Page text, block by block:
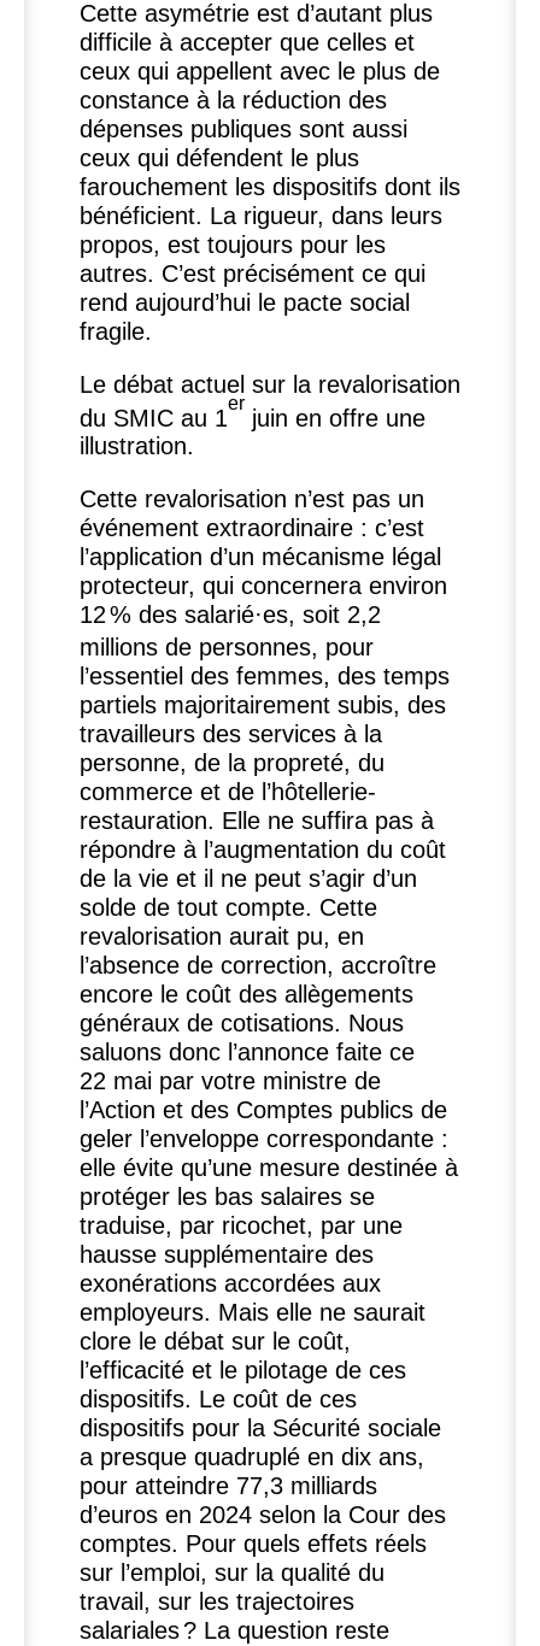
Cette asymétrie est d’autant plus
difficile à accepter que celles et
ceux qui appellent avec le plus de
constance à la réduction des
dépenses publiques sont aussi
ceux qui défendent le plus
farouchement les dispositifs dont ils
bénéficient. La rigueur, dans leurs
propos, est toujours pour les
autres. C’est précisément ce qui
rend aujourd’hui le pacte social
fragile.
Le débat actuel sur la revalorisation
du SMICau 1
er
juin en offre une
illustration.
Cette revalorisation n’est pas un
événement extraordinaire : c’est
l’application d’un mécanisme légal
protecteur, qui concernera environ
12% des salarié·es, soit 2,2
millions de personnes, pour
l’essentiel des femmes, des temps
partiels majoritairement subis, des
travailleurs des services à la
personne, de la propreté, du
commerce et de l’hôtellerie-
restauration. Elle ne suffira pas à
répondre à l’augmentation du coût
de la vie et il ne peut s’agir d’un
solde de tout compte. Cette
revalorisation aurait pu, en
l’absence de correction, accroître
encore le coût des allègements
généraux de cotisations. Nous
saluons donc l’annonce faite ce
22 mai par votre ministre de
l’Action et des Comptes publics de
geler l’enveloppe correspondante :
elle évite qu’une mesure destinée à
protéger les bas salaires se
traduise, par ricochet, par une
hausse supplémentaire des
exonérations accordées aux
employeurs. Mais elle ne saurait
clore le débat sur le coût,
l’efficacité et le pilotage de ces
dispositifs. Le coût de ces
dispositifs pour la Sécurité sociale
a presque quadruplé en dix ans,
pour atteindre 77,3 milliards
d’euros en 2024 selon la Cour des
comptes. Pour quels effets réels
sur l’emploi, sur la qualité du
travail, sur les trajectoires
salariales? La question reste